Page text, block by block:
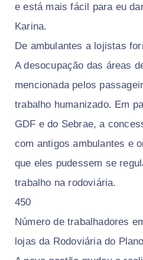
e está mais fácil para eu
Karina.
De ambulantes a lojistas
A desocupação das áreas
mencionada pelos
trabalho humanizado. Em
GDF e do Sebrae, a
com antigos ambulantes e
que eles pudessem se
trabalho na rodoviária.
450
Número de trabalhadores
lojas da Rodoviária do